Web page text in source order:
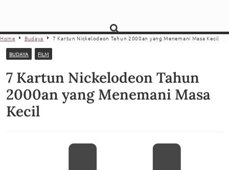
Home Budaya 7 Kartun Nickelodeon Tahun 2000an yang Menemani Masa Kecil
BUDAYA FILM
7 Kartun Nickelodeon Tahun
2000an yang Menemani Masa
Kecil